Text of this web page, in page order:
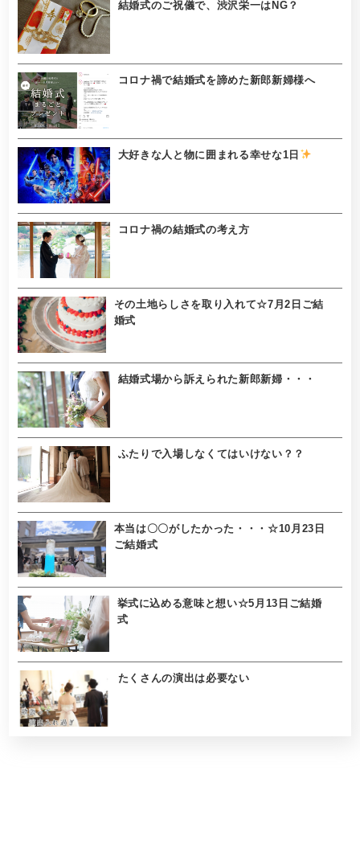
結婚式のご祝儀で、渋沢栄一はNG？
コロナ禍で結婚式を諦めた新郎新婦様へ
大好きな人と物に囲まれる幸せな1日
コロナ禍の結婚式の考え方
その土地らしさを取り入れて☆7月2日ご結
婚式
結婚式場から訴えられた新郎新婦・・・
ふたりで入場しなくてはいけない？？
本当は〇〇がしたかった・・・☆10月23日
ご結婚式
挙式に込める意味と想い☆5月13日ご結婚
式
たくさんの演出は必要ない